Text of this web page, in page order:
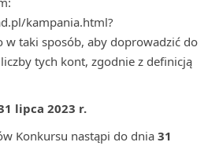
kampania.html?
taki sposób, aby doprowadzić do
tych kont, zgodnie z definicją
lipca 2023 r.
Konkursu nastąpi do dnia 31